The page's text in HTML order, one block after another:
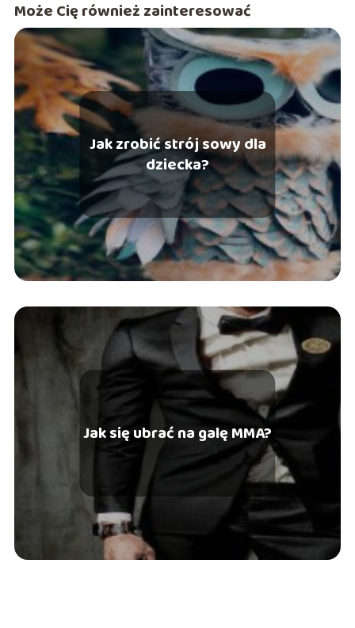
Może Cię również zainteresować
Jak zrobić strój sowy dla
dziecka?
Jak się ubrać na galę MMA?